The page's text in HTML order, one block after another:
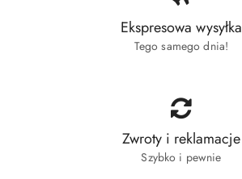
Ekspresowa wysyłka
Tego samego dnia!
Zwroty i reklamacje
Szybko i pewnie